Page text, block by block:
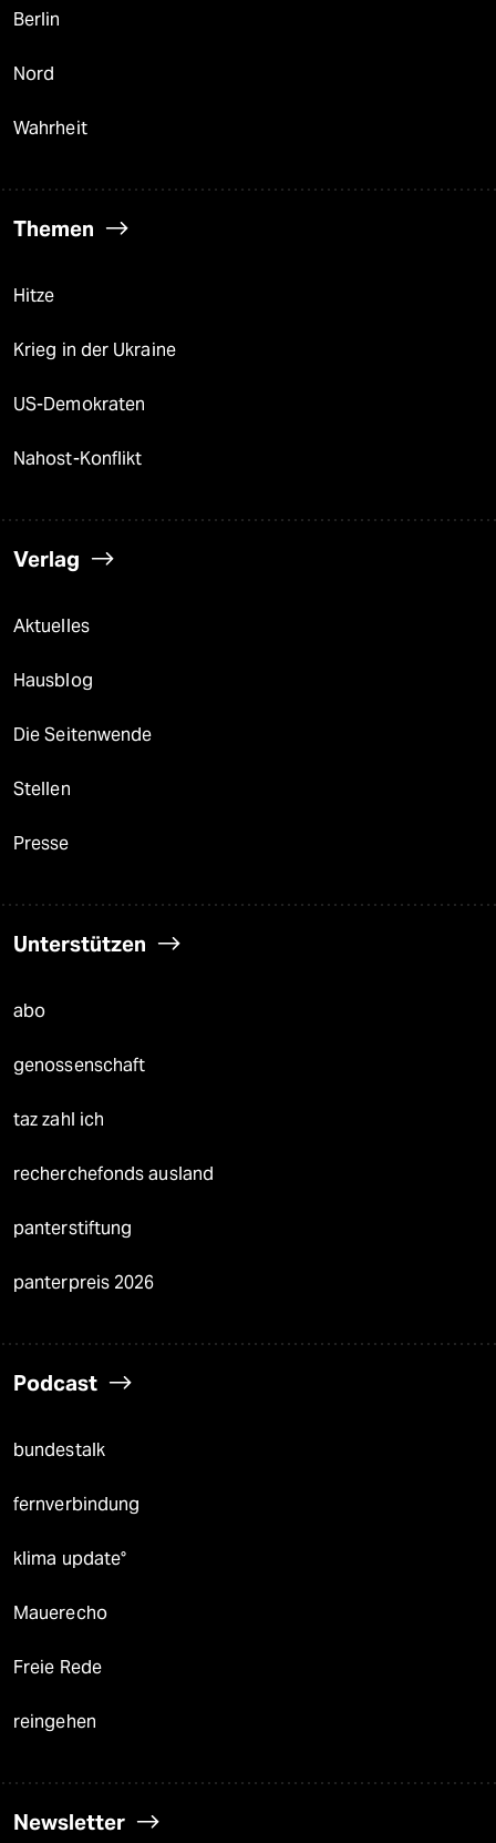
Berlin
Nord
Wahrheit
Themen
Hitze
Krieg in der Ukraine
US-Demokraten
Nahost-Konflikt
Verlag
Aktuelles
Hausblog
Die Seitenwende
Stellen
Presse
Unterstützen
abo
genossenschaft
taz zahl ich
recherchefonds ausland
panterstiftung
panterpreis 2026
Podcast
bundestalk
fernverbindung
klima update°
Mauerecho
Freie Rede
reingehen
Newsletter